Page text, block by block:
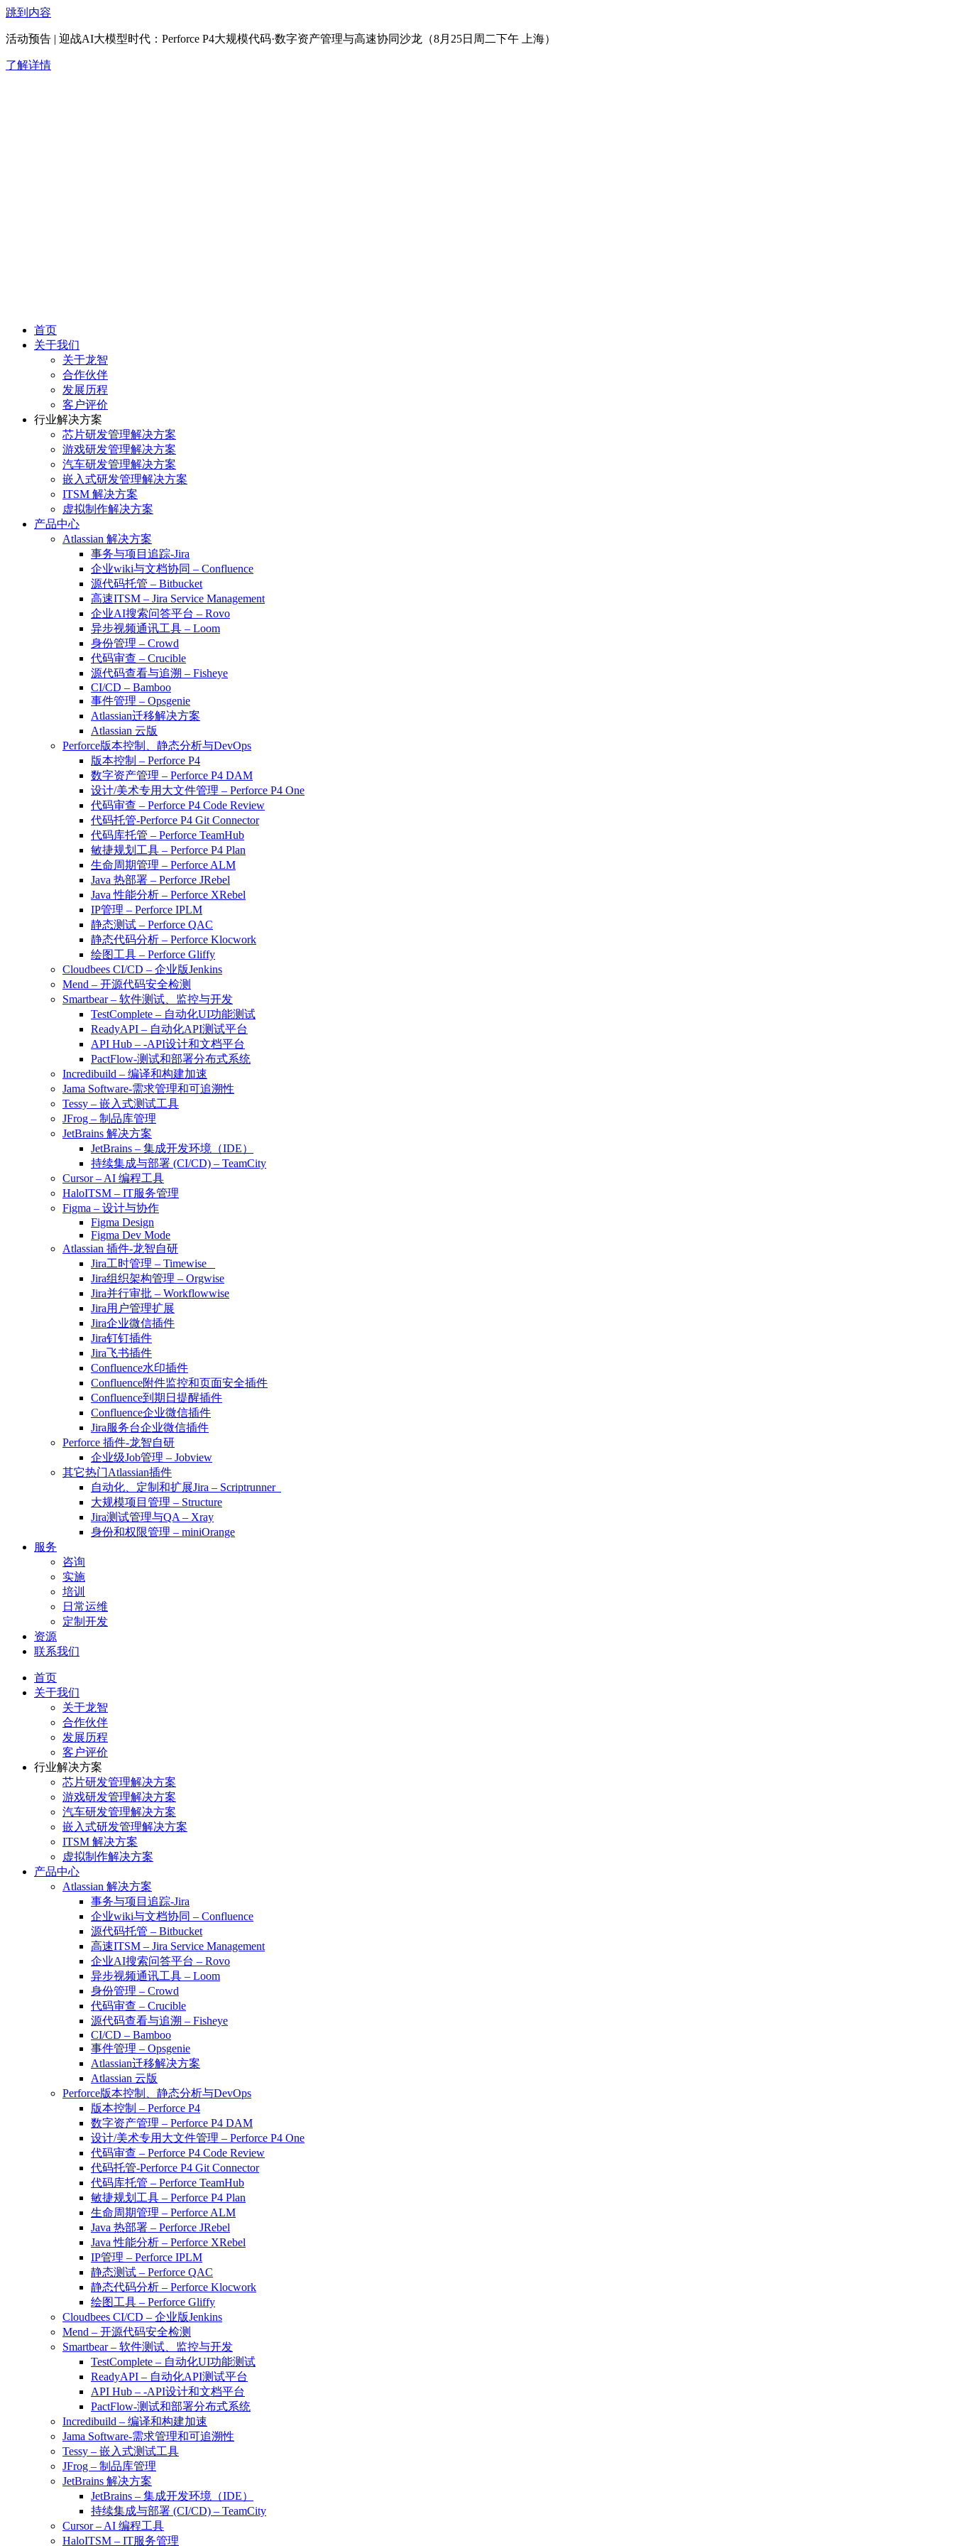
跳到内容
活动预告 | 迎战AI大模型时代：Perforce P4大规模代码·数字资产管理与高速协同沙龙（8月25日周二下午 上海）
了解详情
首页
关于我们
关于龙智
合作伙伴
发展历程
客户评价
行业解决方案
芯片研发管理解决方案
游戏研发管理解决方案
汽车研发管理解决方案
嵌入式研发管理解决方案
ITSM 解决方案
虚拟制作解决方案
产品中心
Atlassian 解决方案
事务与项目追踪-Jira
企业wiki与文档协同 – Confluence
源代码托管 – Bitbucket
高速ITSM – Jira Service Management
企业AI搜索问答平台 – Rovo
异步视频通讯工具 – Loom
身份管理 – Crowd
代码审查 – Crucible
源代码查看与追溯 – Fisheye
CI/CD – Bamboo
事件管理 – Opsgenie
Atlassian迁移解决方案
Atlassian 云版
Perforce版本控制、静态分析与DevOps
版本控制 – Perforce P4
数字资产管理 – Perforce P4 DAM
设计/美术专用大文件管理 – Perforce P4 One
代码审查 – Perforce P4 Code Review
代码托管-Perforce P4 Git Connector
代码库托管 – Perforce TeamHub
敏捷规划工具 – Perforce P4 Plan
生命周期管理 – Perforce ALM
Java 热部署 – Perforce JRebel
Java 性能分析 – Perforce XRebel
IP管理 – Perforce IPLM
静态测试 – Perforce QAC
静态代码分析 – Perforce Klocwork
绘图工具 – Perforce Gliffy
Cloudbees CI/CD – 企业版Jenkins
Mend – 开源代码安全检测
Smartbear – 软件测试、监控与开发
TestComplete – 自动化UI功能测试
ReadyAPI – 自动化API测试平台
API Hub – -API设计和文档平台
PactFlow-测试和部署分布式系统
Incredibuild – 编译和构建加速
Jama Software-需求管理和可追溯性
Tessy – 嵌入式测试工具
JFrog – 制品库管理
JetBrains 解决方案
JetBrains – 集成开发环境（IDE）
持续集成与部署 (CI/CD) – TeamCity
Cursor – AI 编程工具
HaloITSM – IT服务管理
Figma – 设计与协作
Figma Design
Figma Dev Mode
Atlassian 插件-龙智自研
Jira工时管理 – Timewise
Jira组织架构管理 – Orgwise
Jira并行审批 – Workflowwise
Jira用户管理扩展
Jira企业微信插件
Jira钉钉插件
Jira飞书插件
Confluence水印插件
Confluence附件监控和页面安全插件
Confluence到期日提醒插件
Confluence企业微信插件
Jira服务台企业微信插件
Perforce 插件-龙智自研
企业级Job管理 – Jobview
其它热门Atlassian插件
自动化、定制和扩展Jira – Scriptrunner
大规模项目管理 – Structure
Jira测试管理与QA – Xray
身份和权限管理 – miniOrange
服务
咨询
实施
培训
日常运维
定制开发
资源
联系我们
首页
关于我们
关于龙智
合作伙伴
发展历程
客户评价
行业解决方案
芯片研发管理解决方案
游戏研发管理解决方案
汽车研发管理解决方案
嵌入式研发管理解决方案
ITSM 解决方案
虚拟制作解决方案
产品中心
Atlassian 解决方案
事务与项目追踪-Jira
企业wiki与文档协同 – Confluence
源代码托管 – Bitbucket
高速ITSM – Jira Service Management
企业AI搜索问答平台 – Rovo
异步视频通讯工具 – Loom
身份管理 – Crowd
代码审查 – Crucible
源代码查看与追溯 – Fisheye
CI/CD – Bamboo
事件管理 – Opsgenie
Atlassian迁移解决方案
Atlassian 云版
Perforce版本控制、静态分析与DevOps
版本控制 – Perforce P4
数字资产管理 – Perforce P4 DAM
设计/美术专用大文件管理 – Perforce P4 One
代码审查 – Perforce P4 Code Review
代码托管-Perforce P4 Git Connector
代码库托管 – Perforce TeamHub
敏捷规划工具 – Perforce P4 Plan
生命周期管理 – Perforce ALM
Java 热部署 – Perforce JRebel
Java 性能分析 – Perforce XRebel
IP管理 – Perforce IPLM
静态测试 – Perforce QAC
静态代码分析 – Perforce Klocwork
绘图工具 – Perforce Gliffy
Cloudbees CI/CD – 企业版Jenkins
Mend – 开源代码安全检测
Smartbear – 软件测试、监控与开发
TestComplete – 自动化UI功能测试
ReadyAPI – 自动化API测试平台
API Hub – -API设计和文档平台
PactFlow-测试和部署分布式系统
Incredibuild – 编译和构建加速
Jama Software-需求管理和可追溯性
Tessy – 嵌入式测试工具
JFrog – 制品库管理
JetBrains 解决方案
JetBrains – 集成开发环境（IDE）
持续集成与部署 (CI/CD) – TeamCity
Cursor – AI 编程工具
HaloITSM – IT服务管理